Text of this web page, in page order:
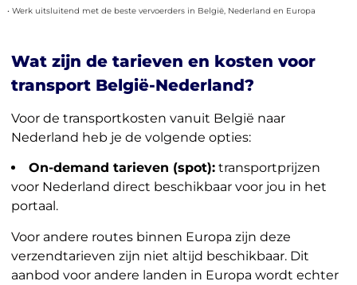
• Werk uitsluitend met de beste vervoerders in België, Nederland en Europa
Wat zijn de tarieven en kosten voor
transport België-Nederland?
Voor de transportkosten vanuit België naar
Nederland heb je de volgende opties:
On-demand tarieven (spot):transportprijzen
voor Nederland direct beschikbaar voor jou in het
portaal.
Voor andere routes binnen Europa zijn deze
verzendtarieven zijn niet altijd beschikbaar. Dit
aanbod voor andere landen in Europa wordt echter